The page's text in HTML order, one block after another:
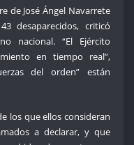
de José Ángel Navarrete
desaparecidos, criticó
nacional. “El Ejército
en tiempo real”,
del orden” están
los que ellos consideran
a declarar, y que